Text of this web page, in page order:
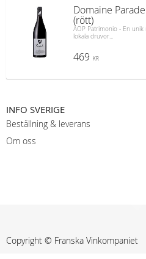
Domaine
(rött)
AOP Patrimonio - En unik
lokala druvor...
469 KR
INFO SVERIGE
Beställning & leverans
Om oss
Copyright © Franska Vinkompaniet